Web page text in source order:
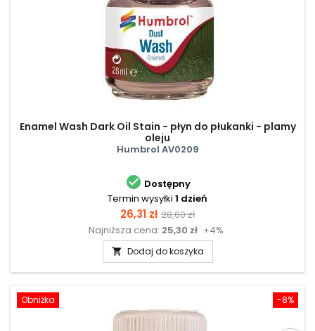
Enamel Wash Dark Oil Stain - płyn do płukanki - plamy
oleju
Humbrol AV0209
 Dostępny
Termin wysyłki 1 dzień
Cena
26,31 zł Cena
podstawowa
28,60 zł
Najniższa cena: 25,30 zł +4%
 Dodaj do koszyka
-8%
Obniżka